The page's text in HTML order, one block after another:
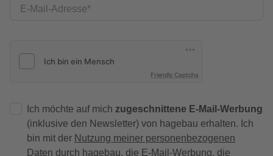
E-Mail-Adresse
Friendly Captcha
Ich möchte auf mich zugeschnittene E-Mail-Werbung
(inklusive den Newsletter) von hagebau erhalten. Ich
bin mit der Nutzung meiner personenbezogenen
Daten durch hagebau, die E-Mail-Werbung, die